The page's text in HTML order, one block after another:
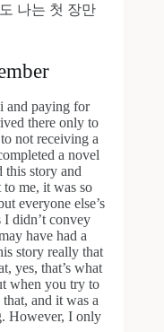
나는 첫 장만
and paying for
there only to
not receiving a
a novel
this story and
me, it was so
everyone else’s
I didn’t convey
have had a
story really that
yes, that’s what
when you try to
and it was a
However, I only